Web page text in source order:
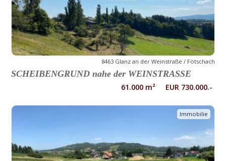
8463 Glanz an der Weinstraße / Fötschach
SCHEIBENGRUND nahe der WEINSTRASSE
61.000 m² EUR 730.000.-
Immobilie